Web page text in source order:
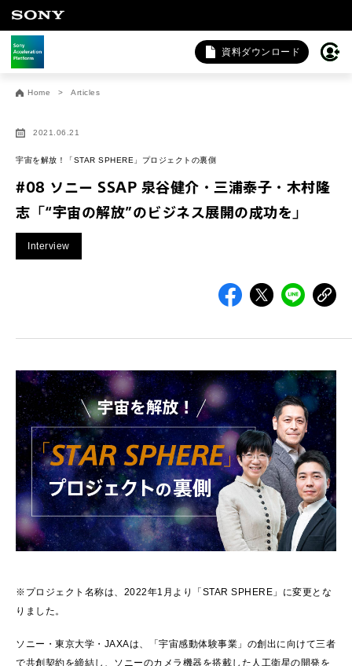
資料ダウンロード
Home Articles
2021.06.21
宇宙を解放！「STAR SPHERE」プロジェクトの裏側
#08 ソニー SSAP 泉谷健介・三浦泰子・木村隆
志「“宇宙の解放”のビジネス展開の成功を」
Interview
※プロジェクト名称は、2022年1月より「STAR SPHERE」に変更とな
りました。
ソニー・東京大学・JAXAは、「宇宙感動体験事業」の創出に向けて三者
で共創契約を締結し、ソニーのカメラ機器を搭載した人工衛星の開発を
お問い合わせ
法人向けサービスに関するご相談・お問い合わせは以下のボタ
法人お問い合わせ
FAQ&個人お問い合わせは以下のボタンからお願いします。
FAQ & 個人お問い合わせ